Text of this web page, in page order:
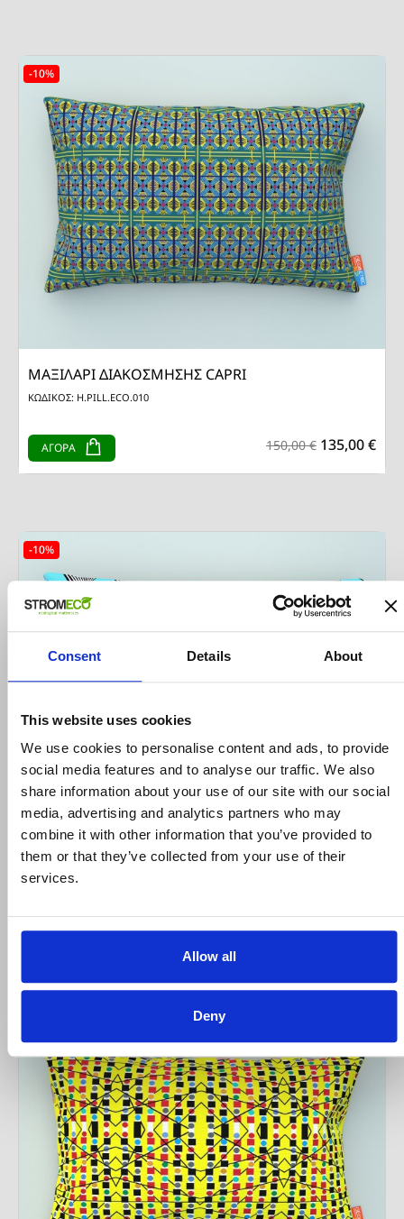
Consent Details About
This website uses cookies
We use cookies to personalise content and ads, to provide
social media features and to analyse our traffic. We also
share information about your use of our site with our social
media, advertising and analytics partners who may
combine it with other information that you’ve provided to
them or that they’ve collected from your use of their
services.
Allow all
Deny
ΜΑΞΙΛΑΡΙ ΔΙΑΚΟΣΜΗΣΗΣ CAPRI
ΚΩΔΙΚΟΣ: H.PILL.ECO.010
ΑΓΟΡΑ 150,00 € 135,00 €
-10%
ΜΑΞΙΛΑΡΙ ΔΙΑΚΟΣΜΗΣΗΣ ATHENS
ΚΩΔΙΚΟΣ: H.PILL.ECO.011
150,00 € 135,00 €
-10%